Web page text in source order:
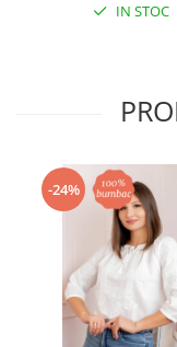
IN STOC
-24%